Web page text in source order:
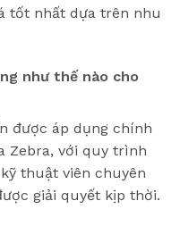
tốt nhất dựa trên nhu
như thế nào cho
được áp dụng chính
Zebra, với quy trình
thuật viên chuyên
giải quyết kịp thời.